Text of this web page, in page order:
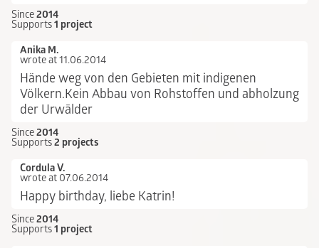
Since2014
Supports1 project
Anika M.
wrote at 11.06.2014
Hände weg von den Gebieten mit indigenen
Völkern.Kein Abbau von Rohstoffen und abholzung
der Urwälder
Since2014
Supports2 projects
Cordula V.
wrote at 07.06.2014
Happy birthday, liebe Katrin!
Since2014
Supports1 project